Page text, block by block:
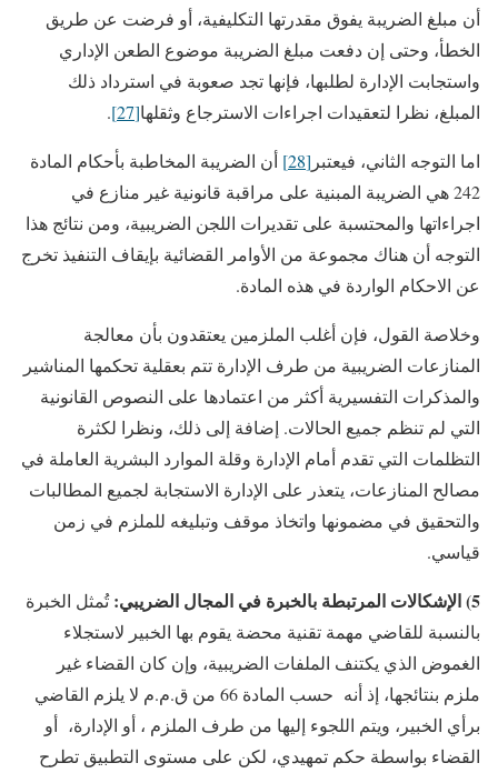
أن مبلغ الضريبة يفوق مقدرتها التكليفية، أو فرضت عن طريق
الخطأ، وحتى إن دفعت مبلغ الضريبة موضوع الطعن الإداري
واستجابت الإدارة لطلبها، فإنها تجد صعوبة في استرداد ذلك
المبلغ، نظرا لتعقيدات اجراءات الاسترجاع وثقلها[27]
.
اما التوجه الثاني، فيعتبر [28]
أن الضريبة المخاطبة بأحكام المادة
242 هي الضريبة المبنية على مراقبة قانونية غير منازع في
اجراءاتها والمحتسبة على تقديرات اللجن الضريبية، ومن نتائج هذا
التوجه أن هناك مجموعة من الأوامر القضائية بإيقاف التنفيذ تخرج
عن الاحكام الواردة في هذه المادة.
وخلاصة القول، فإن أغلب الملزمين يعتقدون بأن معالجة
المنازعات الضريبية من طرف الإدارة تتم بعقلية تحكمها المناشير
والمذكرات التفسيرية أكثر من اعتمادها على النصوص القانونية
التي لم تنظم جميع الحالات. إضافة إلى ذلك، ونظرا لكثرة
التظلمات التي تقدم أمام الإدارة وقلة الموارد البشرية العاملة في
مصالح المنازعات، يتعذر على الإدارة الاستجابة لجميع المطالبات
والتحقيق في مضمونها واتخاذ موقف وتبليغه للملزم في زمن
قياسي.
5) الإشكالات المرتبطة بالخبرة في المجال الضريبي:
تُمثل الخبرة
بالنسبة للقاضي مهمة تقنية محضة يقوم بها الخبير لاستجلاء
الغموض الذي يكتنف الملفات الضريبية، وإن كان القضاء غير
ملزم بنتائجها، إذ أنه حسب المادة 66 من ق.م.م لا يلزم القاضي
برأي الخبير، ويتم اللجوء إليها من طرف الملزم ، أو الإدارة، أو
القضاء بواسطة حكم تمهيدي، لكن على مستوى التطبيق تطرح